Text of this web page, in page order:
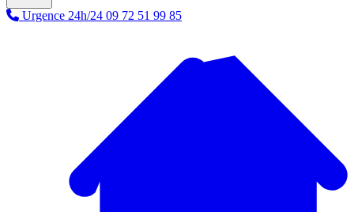
Urgence 24h/24 09 72 51 99 85